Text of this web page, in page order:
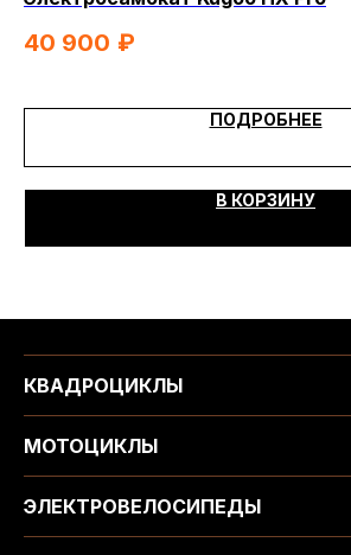
40 900 ₽
ПОДРОБНЕЕ
В КОРЗИНУ
КВАДРОЦИКЛЫ
МОТОЦИКЛЫ
ЭЛЕКТРОВЕЛОСИПЕДЫ